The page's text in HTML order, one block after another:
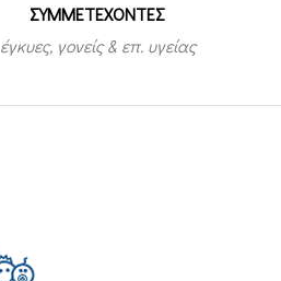
ΣΥΜΜΕΤEΧΟΝΤΕΣ
έγκυες, γονείς & επ. υγείας